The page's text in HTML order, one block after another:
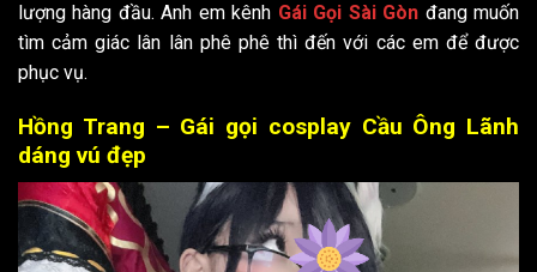
lượng hàng đầu. Anh em kênh Gái Gọi Sài Gòn đang muốn
tìm cảm giác lân lân phê phê thì đến với các em để được
phục vụ.
Hồng Trang – Gái gọi cosplay Cầu Ông Lãnh
dáng vú đẹp